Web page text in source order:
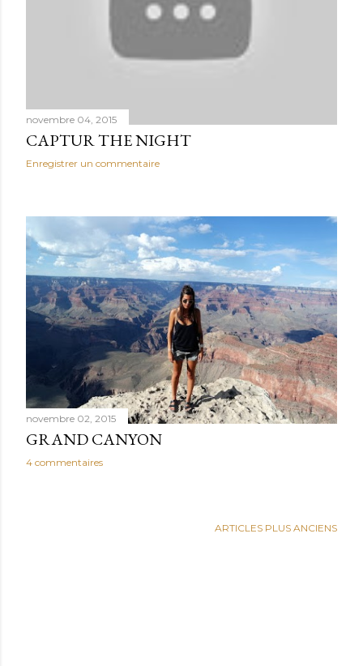
novembre 04, 2015
CAPTUR THE NIGHT
Enregistrer un commentaire
novembre 02, 2015
GRAND CANYON
4 commentaires
ARTICLES PLUS ANCIENS